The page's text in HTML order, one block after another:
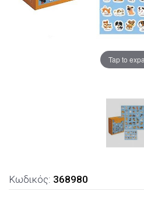
Tap to
Κωδικός: 368980